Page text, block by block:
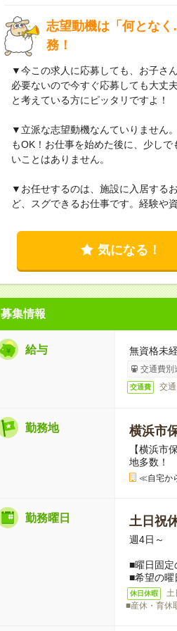
志望動機は「何とな
務！
▼今この求人に応募しても、お子さ
必要ないので今すぐ応募しても大丈
と考えている方にピッタリですよ！
▼立派な志望動機なんていりません
もOK！お仕事を始めた後に、少し
いことはありません。
▼お任せするのは、施設に入居する
ど、スグできるお仕事です。経験や
気になる！
募集情報
給与 無資格未
交通費別
交通費 交
勤務地 横浜市
【横浜市
地多数！
≪自宅か
勤務曜日 土日祝
週4日～
■曜日固定
■希望の曜
休日休暇
土
■産休・育休